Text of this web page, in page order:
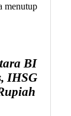
menutup
BI
IHSG